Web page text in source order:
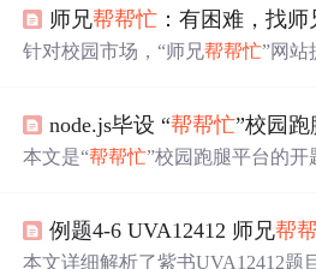
角色协同（用户/跑腿员/管理员）
需求发布、智能匹配、订单履约与
师兄帮帮忙 ：有困难，找师
针对校园市场，“师兄帮帮忙”网站
示自己的机会。
node.js毕设 “帮帮忙”校园
本文是“帮帮忙”校园跑腿平台的开
问题及解决设想，还说明了平台
境搭建步骤、技术栈等。
例题4-6 UVA12412 师兄帮
本文详细解析了紫书UVA12412题